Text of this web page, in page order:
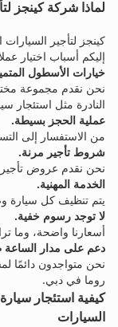
لماذا شركة كينجز
كينجز لتأجير
إليكم أسباب اختيار
خيارات الأسطول
نحن نقدم مجموعة
النادرة مثل استئجار
عملية الحجز بسيطة.
من الاستفسار إلى
شروط تأجير مرنة.
نحن نقدم عروض
الخدمة المهنية.
يتم تنظيف كل سيارة
لا توجد رسوم خفية.
أسعارنا واضحة، وما
دعم على مدار الساعة
نحن متواجدون دائمًا
روما في دبي.
كيفية استئجار
السيارات